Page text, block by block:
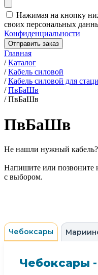
Нажимая на кнопку
своих персональных
Конфиденциальности
Отправить заказ
Главная
/Каталог
/Кабель силовой
/Кабель силовой для
/ПвБаШв
/ПвБаШв
ПвБаШв
Не нашли нужный кабель?
Напишите или
с выбором.
Чебоксары
Чебоксары